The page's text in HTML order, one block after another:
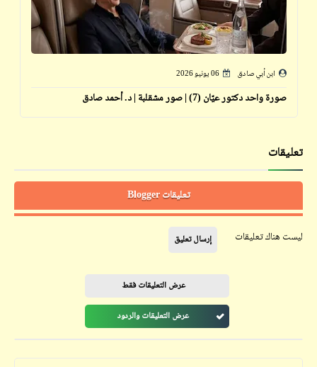
ابن أبي صادق 06 يونيو 2026
صورة واحد دكتور عيّان (7) | صور مشقلبة | د. أحمد صادق
تعليقات
تعليقات Blogger
ليست هناك تعليقات إرسال تعليق
عرض التعليقات فقط
عرض التعليقات والردود